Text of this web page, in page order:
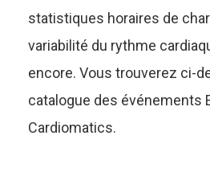
statistiques horaires de
variabilité du rythme
encore. Vous trouverez ci-
catalogue des événements
Cardiomatics.